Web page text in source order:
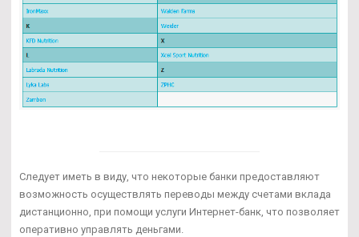
Следует иметь в виду, что некоторые банки предоставляют
возможность осуществлять переводы между счетами вклада
дистанционно, при помощи услуги Интернет-банк, что позволяет
оперативно управлять деньгами.